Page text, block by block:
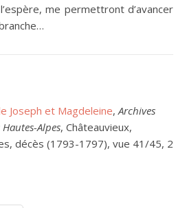
me permettront d’avancer
Joseph et Magdeleine, Archives
Alpes, Châteauvieux,
décès (1793-1797), vue 41/45, 2